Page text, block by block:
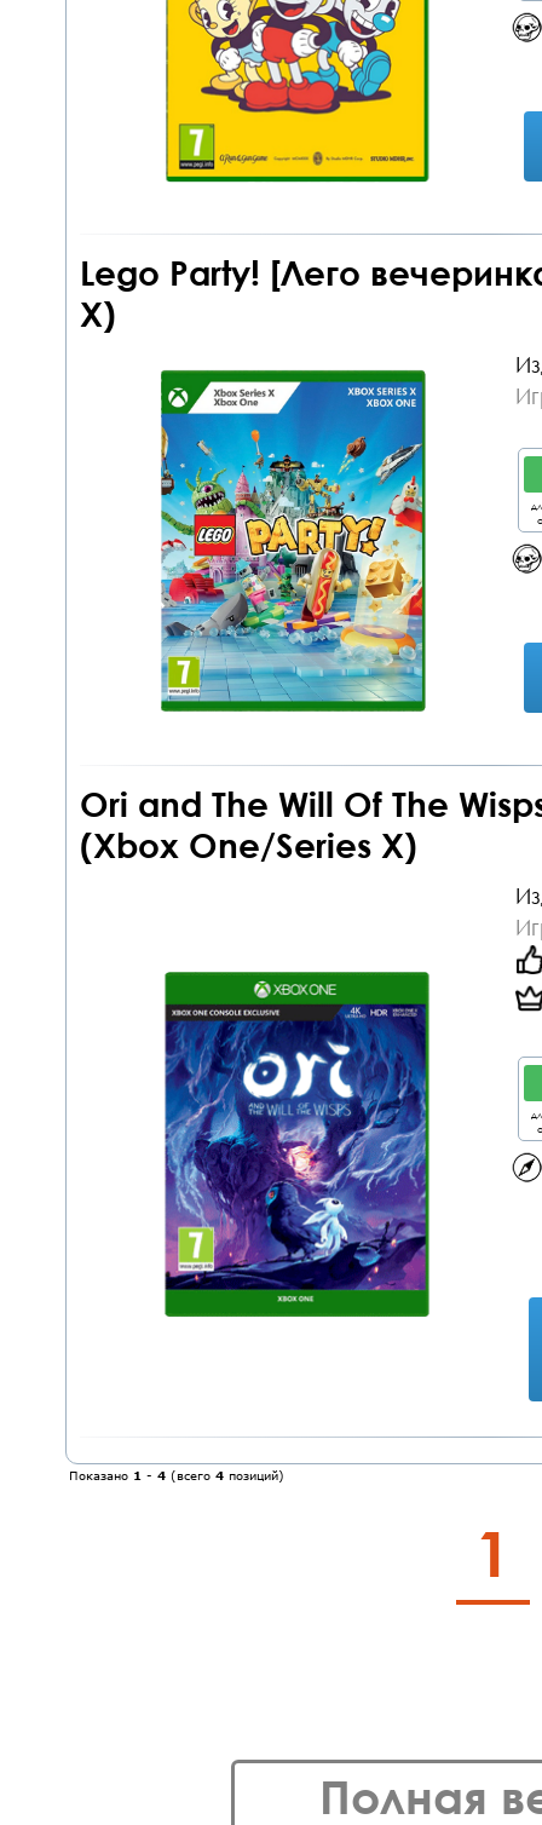
Lego Party! [Лего
X)
Ori and The Will Of The
(Xbox One/Series X)
Показано 1 - 4 (всего 4 позиций)
1
Полная